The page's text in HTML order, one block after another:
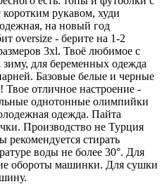
рукавом, худи
на новый год
oversize - берите на 1-2
3xl. Твоё любимое с
для беременных одежда
Базовые белые и черные
отличное настроение -
однотонные олимпийки
одежда. Пайта
Производство не Турция
стирать
воды не более 30°. Для
обороты машинки. Для сушки